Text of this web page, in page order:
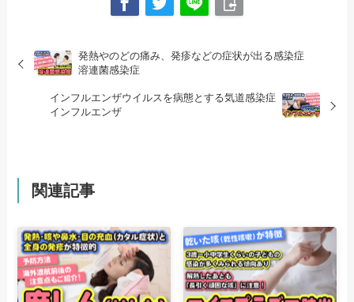
発熱やのどの痛み、発疹などの症状が出る感染症
溶連菌感染症
インフルエンザウイルスを病態とする気道感染症
インフルエンザ
関連記事